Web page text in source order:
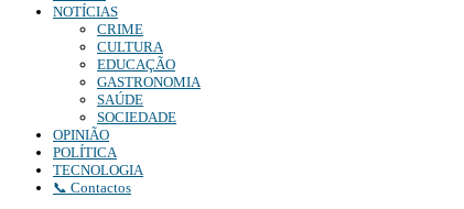
NOTÍCIAS
CRIME
CULTURA
EDUCAÇÃO
GASTRONOMIA
SAÚDE
SOCIEDADE
OPINIÃO
POLÍTICA
TECNOLOGIA
📞 Contactos